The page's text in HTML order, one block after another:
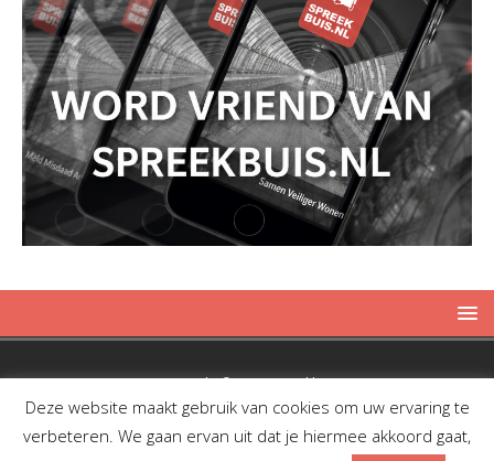
Copyright © 2019 Spreekbuis
Deze website maakt gebruik van cookies om uw ervaring te
verbeteren. We gaan ervan uit dat je hiermee akkoord gaat,